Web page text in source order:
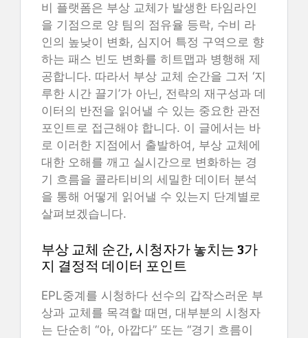
비 플랫폼은 부상 교체가 발생한 타임라인
을 기점으로 양 팀의 점유율 등락, 수비 라
인의 높낮이 변화, 심지어 특정 구역으로 향
하는 패스 빈도 변화를 히트맵과 병행해 제
공합니다. 따라서 부상 교체 순간을 그저 ‘지
루한 시간 끌기’가 아닌, 전략의 재구성과 데
이터의 반전을 읽어낼 수 있는 중요한 관전
포인트로 접근해야 합니다. 이 글에서는 바
로 이러한 지점에서 출발하여, 부상 교체에
대한 오해를 깨고 실시간으로 변화하는 경
기 흐름을 콜라티비의 세밀한 데이터 분석
을 통해 어떻게 읽어낼 수 있는지 단계별로
살펴보겠습니다.
부상 교체 순간, 시청자가 놓치는 3가
지 결정적 데이터 포인트
EPL중계를 시청하다 선수의 갑작스러운 부
상과 교체를 목격할 때면, 대부분의 시청자
는 단순히 “아, 아깝다” 또는 “경기 흐름이